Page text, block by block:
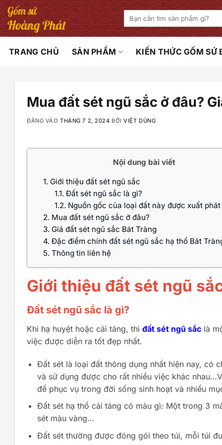
Bỏ
qua
nội
Tìm
kiếm:
TRANG CHỦ SẢN PHẨM KIẾN THỨC GỐM SỨ
Mua đất sét ngũ sắc ở đâu?
ĐĂNG VÀOTHÁNG 7 2, 2024 BỞIVIỆT DŨNG
Nội dung bài viết
1. Giới thiệu đất sét ngũ sắc
1.1. Đất sét ngũ sắc là gì?
1.2. Nguồn gốc của loại đất này được xuất
2. Mua đất sét ngũ sắc ở đâu?
3. Giá đất sét ngũ sắc Bát Tràng
4. Đặc điểm chính đất sét ngũ sắc hạ thổ Bát
5. Thông tin liên hệ
Giới thiệu đất sét ngũ
Đất sét ngũ sắc là gì?
Khi hạ huyệt hoặc cải táng, thì đất sét ngũ sắc là
việc được diễn ra tốt đẹp nhất.
Đất sét là loại đất thông dụng nhất hiện nay, có
và sử dụng được cho rất nhiều việc khác
để phục vụ trong đời sống sinh hoạt và nhiều
Đất sét hạ thổ cải táng có màu gì: Một trong 3
sét màu vàng…
Đất sét thường được đóng gói theo túi, mỗi túi